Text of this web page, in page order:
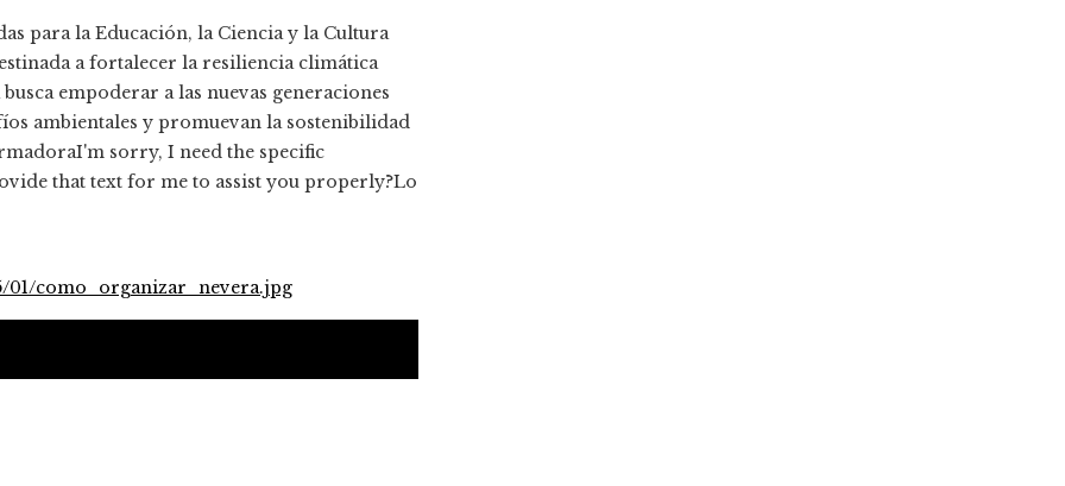
para la Educación, la Ciencia y la Cultura
a fortalecer la resiliencia climática
empoderar a las nuevas generaciones
ambientales y promuevan la sostenibilidad
sorry, I need the specific
that text for me to assist you properly?Lo